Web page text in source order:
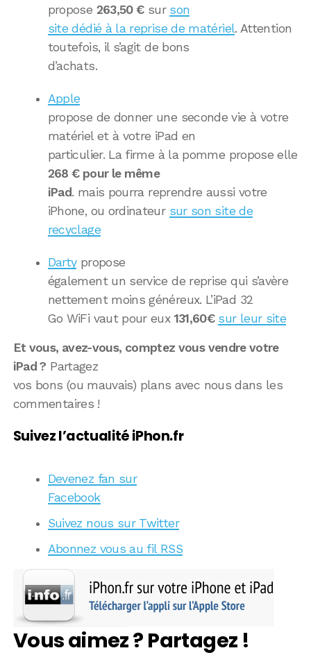
propose 263,50 €sur son
site dédié à la reprise de matériel. Attention
toutefois, il s’agit de bons
d’achats.
Apple
propose de donner une seconde vie à votre
matériel et à votre iPad en
particulier. La firme à la pomme propose elle
268 € pour le même
iPad. mais pourra reprendre aussi votre
iPhone, ou ordinateur sur son site de
recyclage
Dartypropose
également un service de reprise qui s’avère
nettement moins généreux. L’iPad 32
Go WiFi vaut pour eux 131,60€ sur leur site
Et vous, avez-vous, comptez vous vendre votre
iPad ? Partagez
vos bons (ou mauvais) plans avec nous dans les
commentaires !
Suivez l’actualité iPhon.fr
Devenez fan sur
Facebook
Suivez nous sur Twitter
Abonnez vous au fil RSS
Vous aimez ? Partagez !